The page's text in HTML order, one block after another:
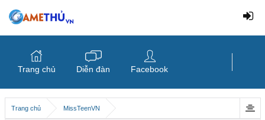
Trang chủ MissTeenVN
Trang chủ Diễn đàn Facebook